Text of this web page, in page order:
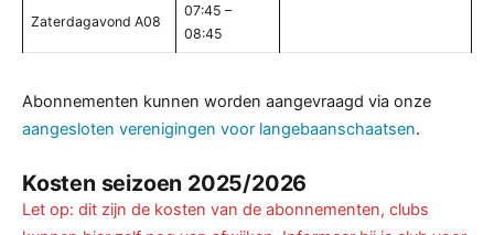
Zaterdagavond A08
07:45 –
08:45
Abonnementen kunnen worden aangevraagd via onze
aangesloten verenigingen voor langebaanschaatsen.
Kosten seizoen 2025/2026
Let op: dit zijn de kosten van de abonnementen, clubs